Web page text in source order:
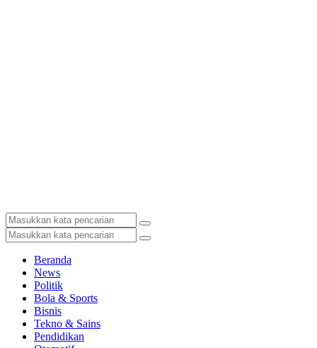
Beranda
News
Politik
Bola & Sports
Bisnis
Tekno & Sains
Pendidikan